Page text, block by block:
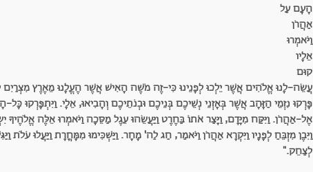
הָעָם עַל
אַהֲרֹן
וַיֹּאמְרוּ
אֵלָיו
קוּם
עֲשֵׂה-לָנוּ אֱלֹהִים אֲשֶׁר יֵלְכוּ לְפָנֵינוּ כִּי-זֶה מֹשֶׁה הָאִישׁ אֲשֶׁר הֶעֱלָנוּ מֵאֶרֶץ
פָּרְקוּ נִזְמֵי הַזָּהָב אֲשֶׁר בְּאָזְנֵי נְשֵׁיכֶם בְּנֵיכֶם וּבְנֹתֵיכֶם וְהָבִיאוּ, אֵלָי. וַיִּתְפָּרְקוּ
אֶל-אַהֲרֹן. וַיִּקַּח מִיָּדָם, וַיָּצַר אֹתוֹ בַּחֶרֶט וַיַּעֲשֵׂהוּ עֵגֶל מַסֵּכָה וַיֹּאמְרוּ אֵלֶּה אֱלֹהֶיךָ
וַיִּבֶן מִזְבֵּחַ לְפָנָיו וַיִּקְרָא אַהֲרֹן וַיֹּאמַר, חַג לַה' מָחָר. וַיַּשְׁכִּימוּ מִמָּחֳרָת וַיַּעֲלוּ עֹלֹת
לְצַחֵק."